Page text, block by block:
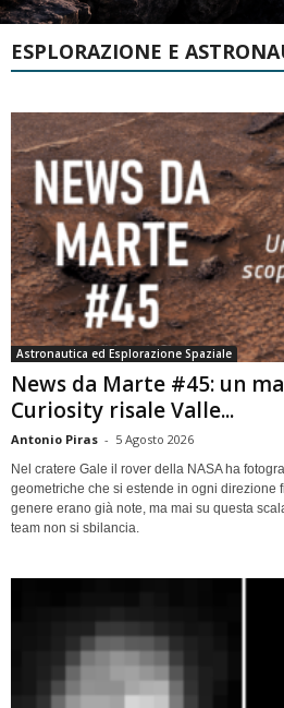
ESPLORAZIONE E
Astronautica ed Esplorazione Spaziale
News da Marte #45: un
Curiosity risale Valle...
Antonio Piras - 5 Agosto 2026
Nel cratere Gale il rover della NASA ha
geometriche che si estende in ogni direzione
genere erano già note, ma mai su questa
team non si sbilancia.